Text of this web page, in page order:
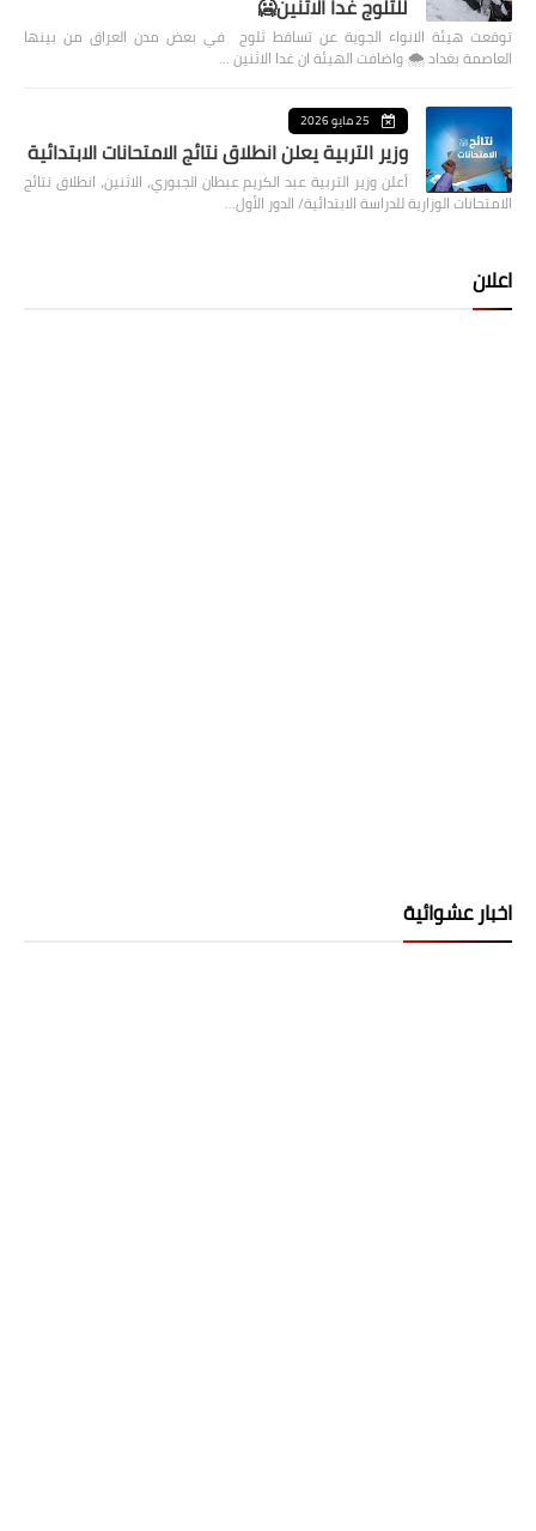
توقعت هيئة الانواء الجوية عن تساقط ثلوج في بعض مدن العراق من بينها
العاصمة بغداد ⁦🌨️⁩ واضافت الهيئة ان غدا الاثنين …
25 مايو 2026
وزير التربية يعلن انطلاق نتائج الامتحانات الابتدائية
أعلن وزير التربية عبد الكريم عبطان الجبوري، الاثنين، انطلاق نتائج
الامتحانات الوزارية للدراسة الابتدائية/ الدور الأول…
اعلان
اخبار عشوائية